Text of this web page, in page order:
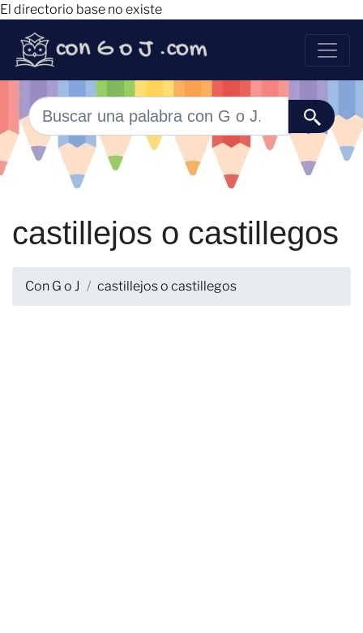
El directorio base no existe
castillejos o castillegos
Con G o J castillejos o castillegos